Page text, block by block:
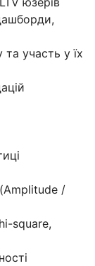
та участь у їх
/
square,